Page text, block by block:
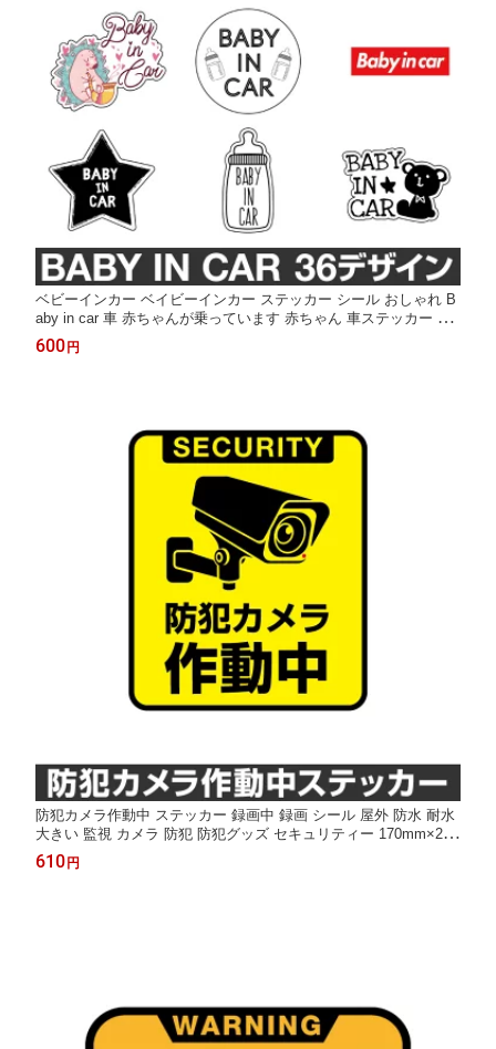
ベビーインカー ベイビーインカー ステッカー シール おしゃれ B
aby in car 車 赤ちゃんが乗っています 赤ちゃん 車ステッカー キ
ャラクター 子供 ベイビー ベビー 防水 セーフティー 大きい かわ
いい 安全 [◆]
600 円
防犯カメラ作動中 ステッカー 録画中 録画 シール 屋外 防水 耐水
大きい 監視 カメラ 防犯 防犯グッズ セキュリティー 170mm×200
mm[◆]
610 円